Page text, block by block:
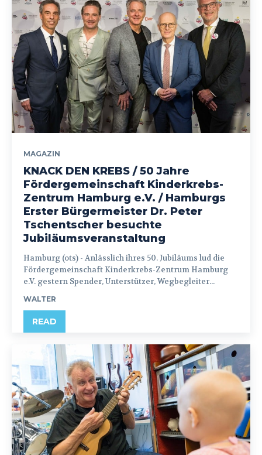
MAGAZIN
KNACK DEN KREBS / 50 Jahre
Fördergemeinschaft Kinderkrebs-
Zentrum Hamburg e.V. / Hamburgs
Erster Bürgermeister Dr. Peter
Tschentscher besuchte
Jubiläumsveranstaltung
Hamburg (ots) - Anlässlich ihres 50. Jubiläums lud die
Fördergemeinschaft Kinderkrebs-Zentrum Hamburg
e.V. gestern Spender, Unterstützer, Wegbegleiter...
WALTER
READ